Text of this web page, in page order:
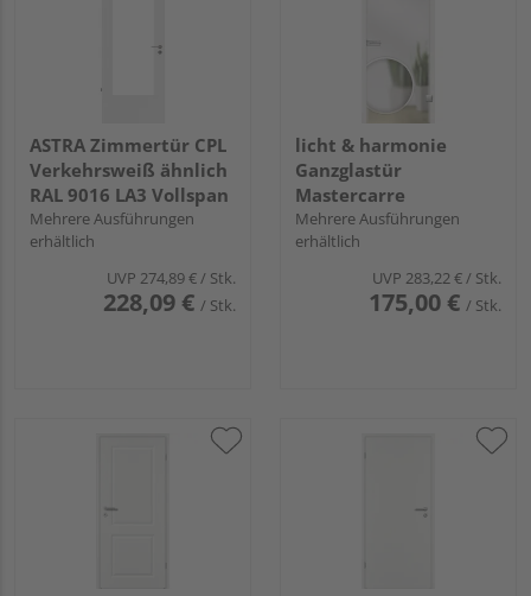
ASTRA Zimmertür CPL
Verkehrsweiß ähnlich
RAL 9016 LA3 Vollspan
Mehrere Ausführungen
erhältlich
UVP 274,89 €/ Stk.
228,09 € / Stk.
licht & harmonie
Ganzglastür
Mastercarre
Mehrere Ausführungen
erhältlich
UVP 283,22 €/ Stk.
175,00 € / Stk.